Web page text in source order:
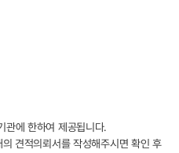
관에 한하여 제공됩니다.
견적의뢰서를 작성해주시면 확인 후